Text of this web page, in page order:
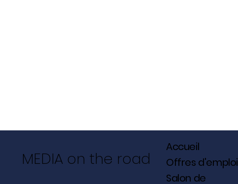
Accueil
Offres d'emploi
Salon de
MEDIA on the road